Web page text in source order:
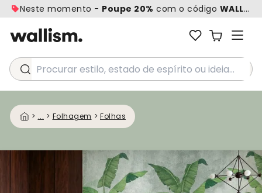
Neste momento - Poupe 20% com o código WALL20
Procurar estilo, estado de espírito ou ideia...
> ... > Folhagem > Folhas